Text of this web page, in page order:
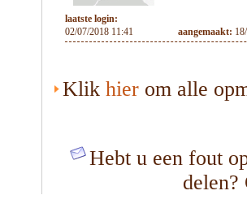
laatste login:
02/07/2018 11:41
aangemaakt:
Klik hier om alle
Hebt u een fout